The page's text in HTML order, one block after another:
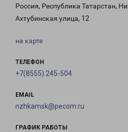
Россия, Республика Татарстан,
Ахтубинская улица, 12
на карте
ТЕЛЕФОН
+7(8555) 245-504
EMAIL
nzhkamsk@pecom.ru
ГРАФИК РАБОТЫ